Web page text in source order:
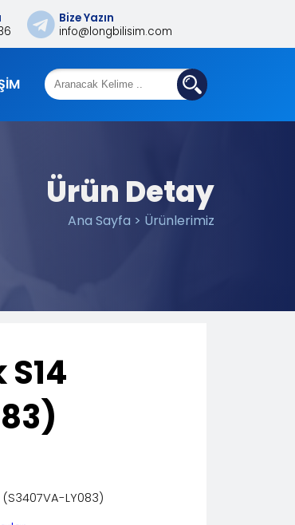
Bize Yazın
info@longbilisim.com
Ürün Detay
Ana Sayfa > Ürünlerimiz
(S3407VA-LY083)